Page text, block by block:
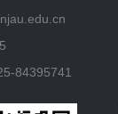
84395741